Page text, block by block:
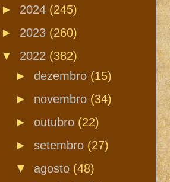
► 2024 (245)
► 2023 (260)
▼ 2022 (382)
► dezembro (15)
► novembro (34)
► outubro (22)
► setembro (27)
▼ agosto (48)